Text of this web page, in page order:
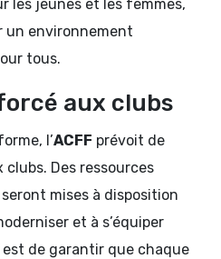
les jeunes et les femmes,
un environnement
tous.
aux clubs
l’ACFF prévoit de
Des ressources
mises à disposition
et à s’équiper
de garantir que chaque